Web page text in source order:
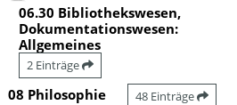
06.30 Bibliothekswesen,
Dokumentationswesen:
Allgemeines
2 Einträge
08 Philosophie 48 Einträge